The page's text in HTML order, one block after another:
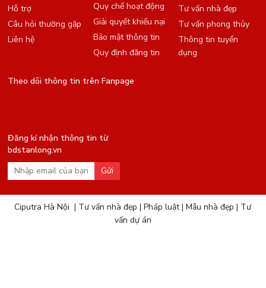
Hỗ trợ
Câu hỏi thường gặp
Liên hệ
Quy chế hoạt động
Giải quyết khiếu nại
Bảo mật thông tin
Quy định đăng tin
Tư vấn nhà đẹp
Tư vấn phong thủy
Thông tin tuyển
dụng
Theo dõi thông tin trên Fanpage
Đăng kí nhận thông tin từ
bdstanlong.vn
Gửi
Ciputra Hà Nội | Tư vấn nhà đẹp |Pháp luật|Mẫu nhà đẹp | Tư
vấn dự án